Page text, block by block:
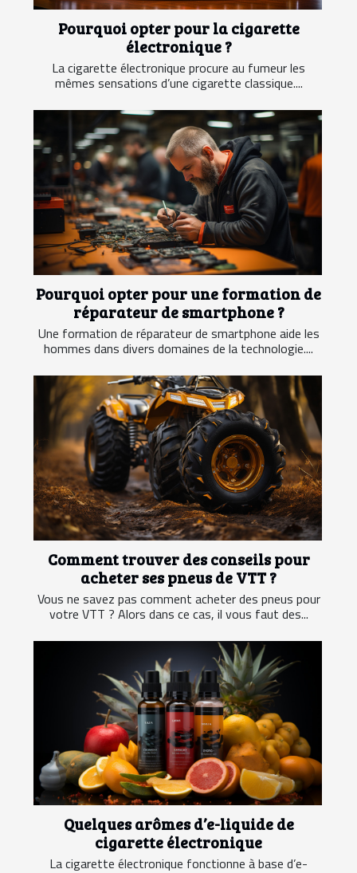
Pourquoi opter pour la cigarette
électronique ?
La cigarette électronique procure au fumeur les
mêmes sensations d’une cigarette classique....
Pourquoi opter pour une formation de
réparateur de smartphone ?
Une formation de réparateur de smartphone aide les
hommes dans divers domaines de la technologie....
Comment trouver des conseils pour
acheter ses pneus de VTT ?
Vous ne savez pas comment acheter des pneus pour
votre VTT ? Alors dans ce cas, il vous faut des...
Quelques arômes d’e-liquide de
cigarette électronique
La cigarette électronique fonctionne à base d’e-